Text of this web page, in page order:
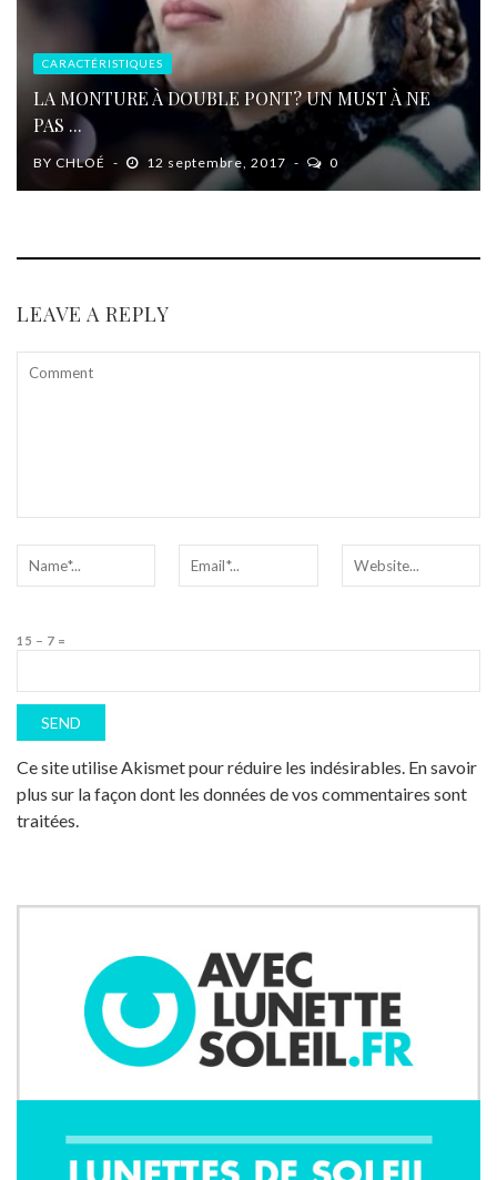
CARACTÉRISTIQUES
LA MONTURE À DOUBLE PONT? UN MUST À NE
PAS ...
BY CHLOÉ 12 septembre, 2017 0
LEAVE A REPLY
15 − 7 =
Ce site utilise Akismet pour réduire les indésirables. En savoir
plus sur la façon dont les données de vos commentaires sont
traitées